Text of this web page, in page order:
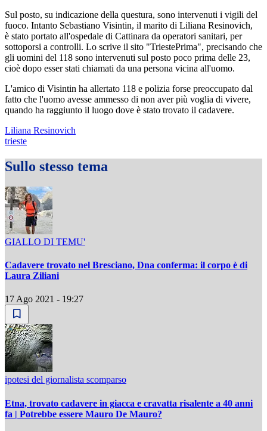
Sul posto, su indicazione della questura, sono intervenuti i vigili del
fuoco. Intanto Sebastiano Visintin, il marito di Liliana Resinovich,
è stato portato all'ospedale di Cattinara da operatori sanitari, per
sottoporsi a controlli. Lo scrive il sito "TriestePrima", precisando che
gli uomini del 118 sono intervenuti sul posto poco prima delle 23,
cioè dopo esser stati chiamati da una persona vicina all'uomo.
L'amico di Visintin ha allertato 118 e polizia forse preoccupato dal
fatto che l'uomo avesse ammesso di non aver più voglia di vivere,
quando ha raggiunto il luogo dove è stato trovato il cadavere.
Liliana Resinovich
trieste
Sullo stesso tema
GIALLO DI TEMU'
Cadavere trovato nel Bresciano, Dna conferma: il corpo è di
Laura Ziliani
17 Ago 2021 - 19:27
ipotesi del giornalista scomparso
Etna, trovato cadavere in giacca e cravatta risalente a 40 anni
fa | Potrebbe essere Mauro De Mauro?